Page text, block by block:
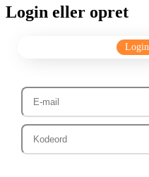
Login eller opret
Login